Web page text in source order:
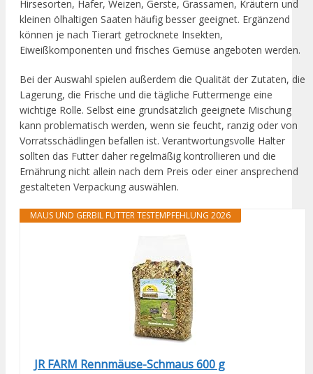
Hirsesorten, Hafer, Weizen, Gerste, Grassamen, Kräutern und
kleinen ölhaltigen Saaten häufig besser geeignet. Ergänzend
können je nach Tierart getrocknete Insekten,
Eiweißkomponenten und frisches Gemüse angeboten werden.
Bei der Auswahl spielen außerdem die Qualität der Zutaten, die
Lagerung, die Frische und die tägliche Futtermenge eine
wichtige Rolle. Selbst eine grundsätzlich geeignete Mischung
kann problematisch werden, wenn sie feucht, ranzig oder von
Vorratsschädlingen befallen ist. Verantwortungsvolle Halter
sollten das Futter daher regelmäßig kontrollieren und die
Ernährung nicht allein nach dem Preis oder einer ansprechend
gestalteten Verpackung auswählen.
MAUS UND GERBIL FUTTER TESTEMPFEHLUNG 2026
JR FARM Rennmäuse-Schmaus 600 g